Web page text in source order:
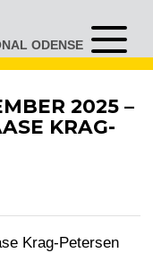
ODENSE Åben
eller
luk
2025 –
KRAG-
Krag-Petersen